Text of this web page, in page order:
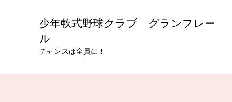
少年軟式野球クラブ グランフレー
ル
チャンスは全員に！